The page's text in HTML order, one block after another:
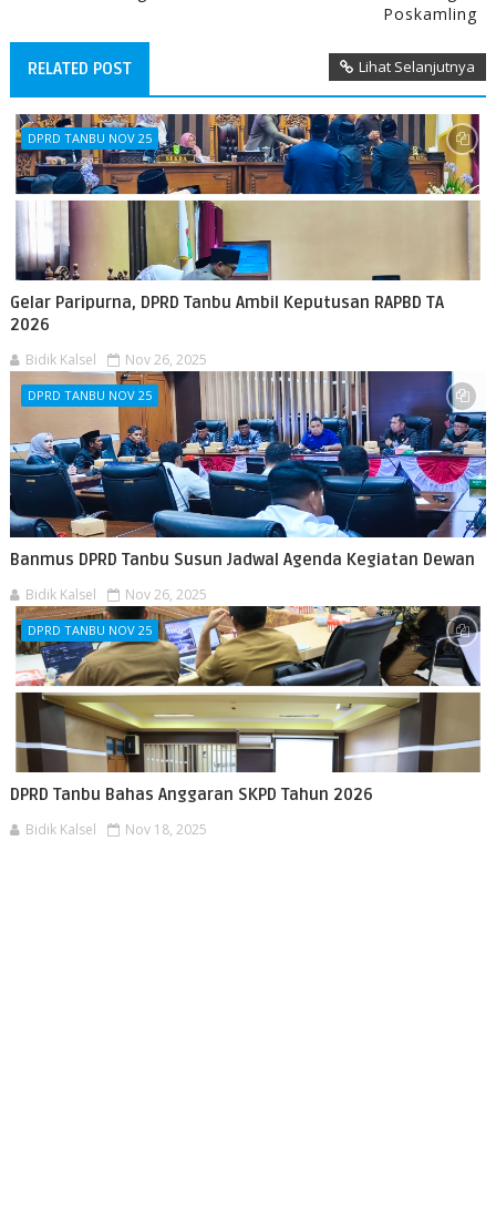
Poskamling
RELATED POST Lihat Selanjutnya
DPRD TANBU NOV 25
Gelar Paripurna, DPRD Tanbu Ambil Keputusan RAPBD TA
2026
Bidik Kalsel Nov 26, 2025
DPRD TANBU NOV 25
Banmus DPRD Tanbu Susun Jadwal Agenda Kegiatan Dewan
Bidik Kalsel Nov 26, 2025
DPRD TANBU NOV 25
DPRD Tanbu Bahas Anggaran SKPD Tahun 2026
Bidik Kalsel Nov 18, 2025